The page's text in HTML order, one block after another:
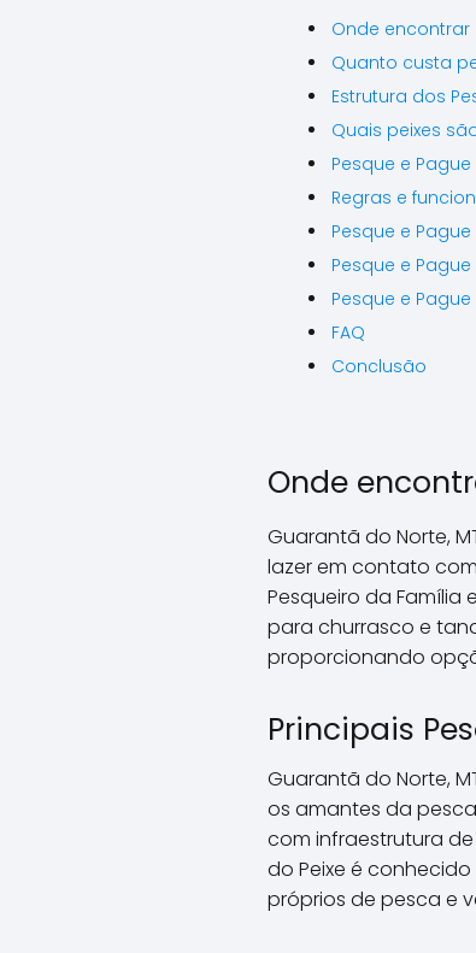
Onde encontrar
Quanto custa
Estrutura dos
Quais peixes
Pesque e
Regras e
Pesque e
Pesque e
Pesque e
FAQ
Conclusão
Onde
Guarantã do Norte,
lazer em contato
Pesqueiro da Família
para churrasco e
proporcionando
Principais
Guarantã do Norte,
os amantes da
com infraestrutura
do Peixe é
próprios de pesca e